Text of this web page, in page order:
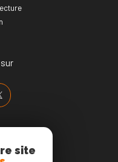
site